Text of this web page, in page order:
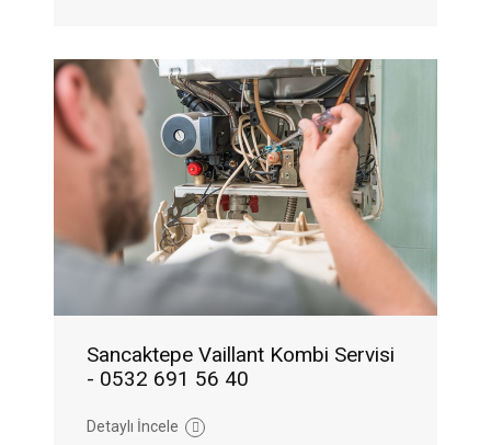
Sancaktepe Vaillant Kombi Servisi
- 0532 691 56 40
Detaylı İncele